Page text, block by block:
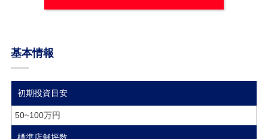
基本情報
初期投資目安
50~100万円